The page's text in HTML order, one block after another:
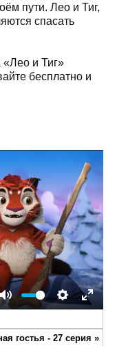
пути. Лео и Тиг,
спасать
«Лео и Тиг»
бесплатно и
Mute Settings
Enter
гостья - 27 серия »